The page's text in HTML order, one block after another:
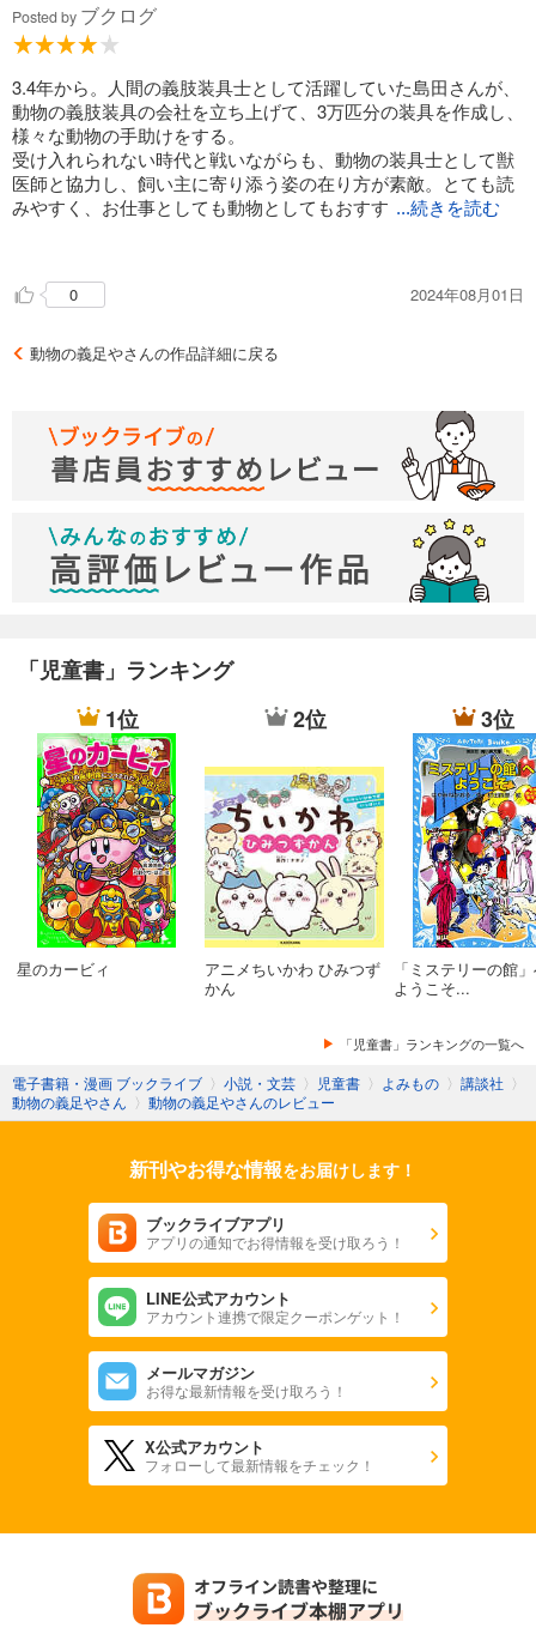
Posted by ブクログ
3.4年から。人間の義肢装具士として活躍していた島田さんが、
動物の義肢装具の会社を立ち上げて、3万匹分の装具を作成し、
様々な動物の手助けをする。
受け入れられない時代と戦いながらも、動物の装具士として獣
医師と協力し、飼い主に寄り添う姿の在り方が素敵。とても読
みやすく、お仕事としても動物としてもおすす ...続きを読む
0 2024年08月01日
動物の義足やさんの作品詳細に戻る
「児童書」ランキング
1位
星のカービィ
2位
アニメちいかわ ひみつず
かん
3位
「ミステリーの館
ようこそ...
「児童書」ランキングの一覧へ
電子書籍・漫画 ブックライブ 〉 小説・文芸 〉 児童書 〉 よみもの 〉 講談社 〉
動物の義足やさん 〉 動物の義足やさんのレビュー
新刊やお得な情報をお届けします！
ブックライブアプリ
アプリの通知でお得情報を受け取ろう！
LINE公式アカウント
アカウント連携で限定クーポンゲット！
メールマガジン
お得な最新情報を受け取ろう！
X公式アカウント
フォローして最新情報をチェック！